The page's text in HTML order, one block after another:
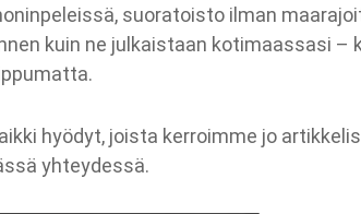
suoratoisto ilman
kuin ne julkaistaan kotimaassasi
hyödyt, joista kerroimme jo
yhteydessä.